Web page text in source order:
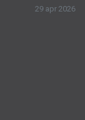
29 apr 2026